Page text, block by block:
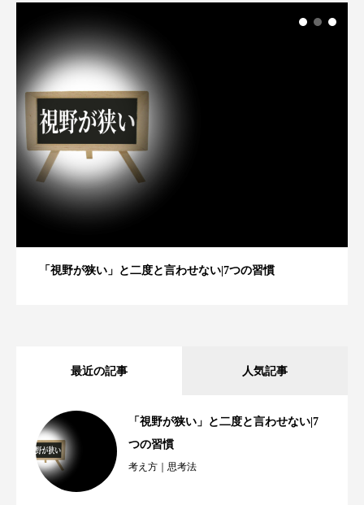
「視野が狭い」と二度と言わせない|7つの習慣
最近の記事 人気記事
「視野が狭い」と二度と言わせない|7
つの習慣
考え方｜思考法